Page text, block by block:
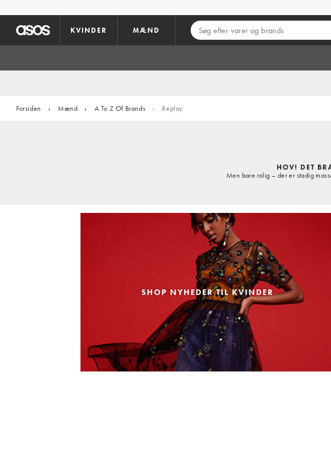
KVINDER MÆND
Forsiden › Mænd › A To Z Of Brands › Replay
HOV! DET
Men bare rolig – der er stadig
SHOP NYHEDER TIL KVINDER